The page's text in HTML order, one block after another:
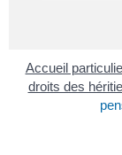
Accueil
droits des